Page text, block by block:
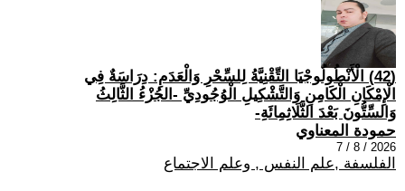
(42) الْأَنْطُولُوجْيَا التِّقْنِيَّةُ لِلسِّحْرِ وَالْعَدَمِ: دِرَاسَةٌ فِي
الْإِمْكَانِ الْكَامِنِ وَالتَّشْكِيلِ الْوُجُودِيِّ -الجُزْءُ الثَّالِثُ
وَالسِّتُّونَ بَعْدَ الثَّلَاثِمِائَةِ-
حمودة المعناوي
2026 / 8 / 7
الفلسفة ,علم النفس , وعلم الاجتماع